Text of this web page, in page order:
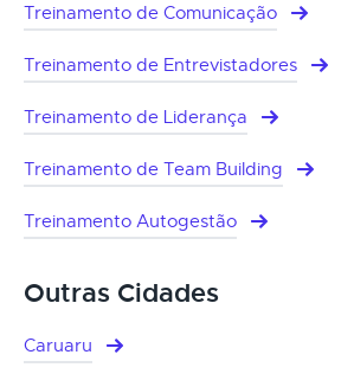
Treinamento de Comunicação
Treinamento de Entrevistadores
Treinamento de Liderança
Treinamento de Team Building
Treinamento Autogestão
Outras Cidades
Caruaru